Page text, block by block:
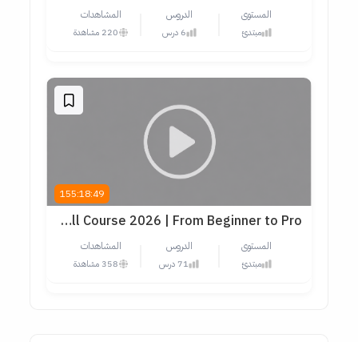
المستوى
مبتدئ
الدروس
6 درس
المشاهدات
220 مشاهدة
155:18:49
UI/UX Design Full Course 2026 | From Beginner to Pro
المستوى
مبتدئ
الدروس
71 درس
المشاهدات
358 مشاهدة